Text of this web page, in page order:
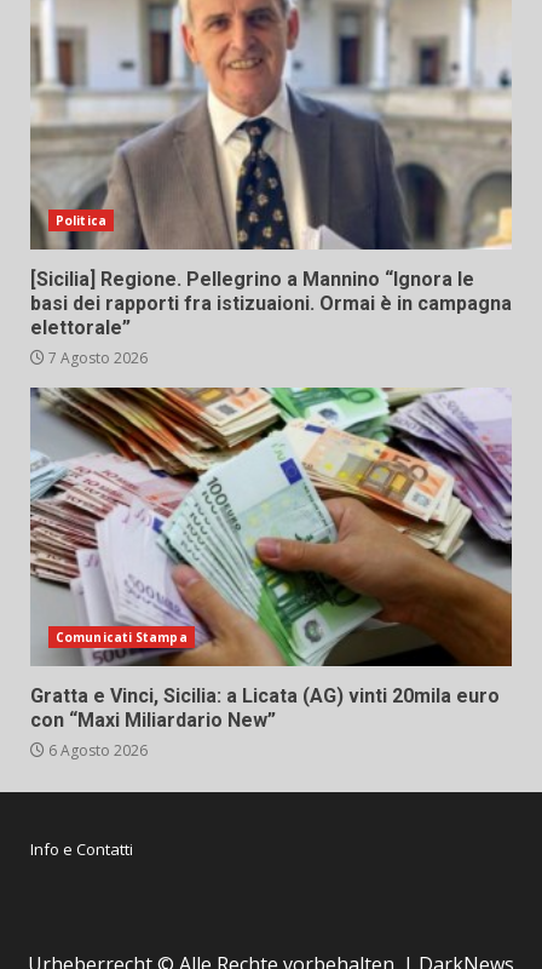
Politica
[Sicilia] Regione. Pellegrino a Mannino “Ignora le
basi dei rapporti fra istizuaioni. Ormai è in campagna
elettorale”
7 Agosto 2026
Comunicati Stampa
Gratta e Vinci, Sicilia: a Licata (AG) vinti 20mila euro
con “Maxi Miliardario New”
6 Agosto 2026
Info e Contatti